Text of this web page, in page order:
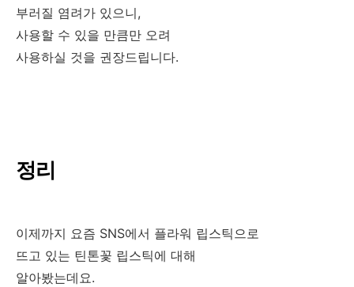
부러질 염려가 있으니,
사용할 수 있을 만큼만 오려
사용하실 것을 권장드립니다.
정리
이제까지 요즘 SNS에서 플라워 립스틱으로
뜨고 있는 틴톤꽃 립스틱에 대해
알아봤는데요.